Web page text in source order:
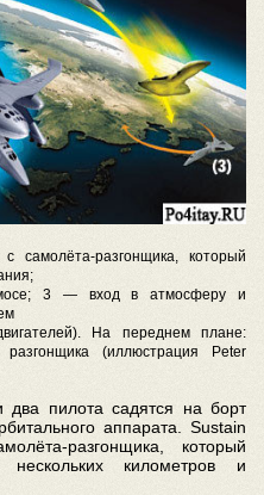
разгонщика, который
3 — вход в атмосферу и
На переднем плане:
(иллюстрация Peter
пилота садятся на борт
аппарата. Sustain
разгонщика, который
километров и